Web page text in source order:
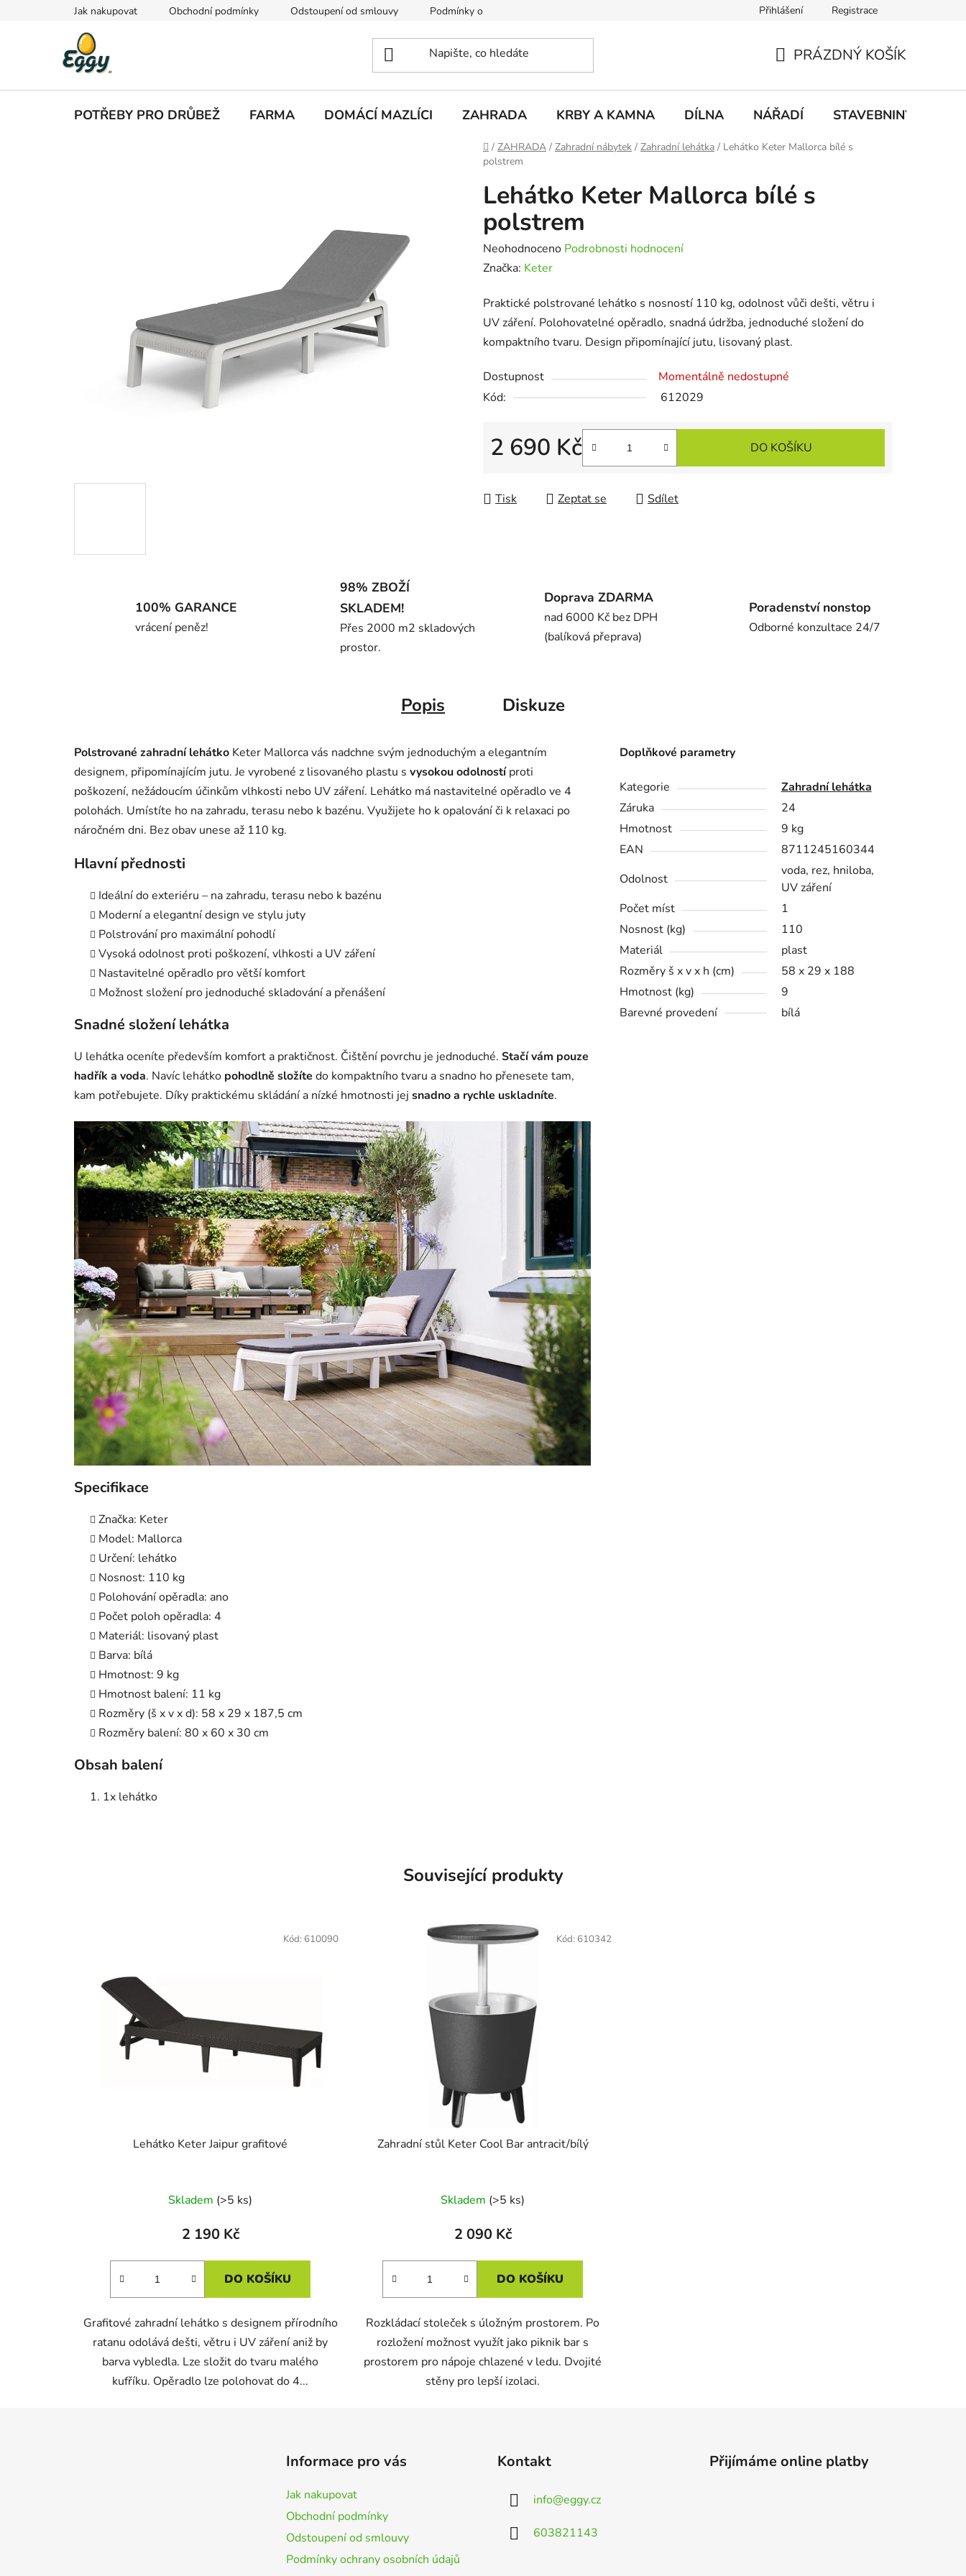
Jak nakupovat Obchodní podmínky Odstoupení od smlouvy Podmínky ochrany osobních údajů Doprava a platbaPřihlášení Registrace
KOŠÍK
PRÁZDNÝ KOŠÍK
POTŘEBY PRO DRŮBEŽ FARMA DOMÁCÍ MAZLÍCI ZAHRADA KRBY A KAMNA DÍLNA NÁŘADÍ STAVEBNINY
Domů
/ ZAHRADA / Zahradní nábytek / Zahradní lehátka / Lehátko Keter Mallorca bílé s
polstrem
Lehátko Keter Mallorca bílé s
polstrem
Průměrné
hodnocení
je
0,0
z
hvězdiček.
Neohodnoceno Podrobnosti hodnocení
Značka: Keter
Praktické polstrované lehátko s nosností 110 kg, odolnost vůči dešti, větru i
UV záření. Polohovatelné opěradlo, snadná údržba, jednoduché složení do
kompaktního tvaru. Design připomínající jutu, lisovaný plast.
Dostupnost
Momentálně nedostupné
Kód:
612029
2 690 Kč DO KOŠÍKU
Tisk Zeptat se Sdílet
100% GARANCE
vrácení peněz!
98% ZBOŽÍ
SKLADEM!
Přes 2000 m2 skladových
prostor.
Doprava ZDARMA
nad 6000 Kč bez DPH
(balíková přeprava)
Poradenství nonstop
Odborné konzultace 24/7
Popis Diskuze
Polstrované zahradní lehátko Keter Mallorca vás nadchne svým jednoduchým a elegantním
designem, připomínajícím jutu. Je vyrobené z lisovaného plastu s vysokou odolnostíproti
poškození, nežádoucím účinkům vlhkosti nebo UV záření. Lehátko má nastavitelné opěradlo ve 4
polohách. Umístíte ho na zahradu, terasu nebo k bazénu. Využijete ho k opalování či k relaxaci po
náročném dni. Bez obav unese až 110 kg.
Hlavní přednosti
Ideální do exteriéru – na zahradu, terasu nebo k bazénu
Moderní a elegantní design ve stylu juty
Polstrování pro maximální pohodlí
Vysoká odolnost proti poškození, vlhkosti a UV záření
Nastavitelné opěradlo pro větší komfort
Možnost složení pro jednoduché skladování a přenášení
Snadné složení lehátka
U lehátka oceníte především komfort a praktičnost. Čištění povrchu je jednoduché. Stačí vám pouze
hadřík a voda. Navíc lehátko pohodlně složíte do kompaktního tvaru a snadno ho přenesete tam,
kam potřebujete. Díky praktickému skládání a nízké hmotnosti jej snadno a rychle uskladníte.
Specifikace
Značka: Keter
Model: Mallorca
Určení: lehátko
Nosnost: 110 kg
Polohování opěradla: ano
Počet poloh opěradla: 4
Materiál: lisovaný plast
Barva: bílá
Hmotnost: 9 kg
Hmotnost balení: 11 kg
Rozměry (š x v x d): 58 x 29 x 187,5 cm
Rozměry balení: 80 x 60 x 30 cm
Obsah balení
1x lehátko
Doplňkové parametry
Kategorie
Zahradní lehátka
Záruka
24
Hmotnost
9 kg
EAN
8711245160344
Odolnost
voda, rez, hniloba,
UV záření
Počet míst
1
Nosnost (kg)
110
Materiál
plast
Rozměry š x v x h (cm)
58 x 29 x 188
Hmotnost (kg)
9
Barevné provedení
bílá
Související produkty
Lehátko Keter Jaipur grafitové
Skladem (>5 ks)
2 190 Kč
DO KOŠÍKU
Grafitové zahradní lehátko s designem přírodního
ratanu odolává dešti, větru i UV záření aniž by
barva vybledla. Lze složit do tvaru malého
kufříku. Opěradlo lze polohovat do 4...
Kód: 610090
Zahradní stůl Keter Cool Bar antracit/bílý
Skladem (>5 ks)
2 090 Kč
DO KOŠÍKU
Rozkládací stoleček s úložným prostorem. Po
rozložení možnost využít jako piknik bar s
prostorem pro nápoje chlazené v ledu. Dvojité
stěny pro lepší izolaci.
Kód: 610342
Informace pro vás
Jak nakupovat
Obchodní podmínky
Odstoupení od smlouvy
Podmínky ochrany osobních údajů
Kontakt
info@eggy.cz
603821143
Přijímáme online platby